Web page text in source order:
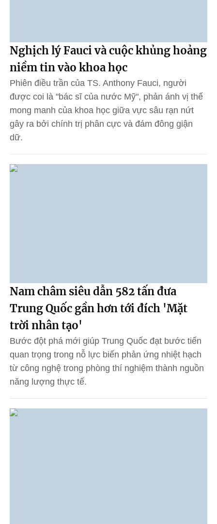
Nghịch lý Fauci và cuộc khủng hoảng
niềm tin vào khoa học
Phiên điều trần của TS. Anthony Fauci, người
được coi là "bác sĩ của nước Mỹ", phản ánh vị thế
mong manh của khoa học giữa vực sâu rạn nứt
gây ra bởi chính trị phân cực và đám đông giận
dữ.
Nam châm siêu dẫn 582 tấn đưa
Trung Quốc gần hơn tới đích 'Mặt
trời nhân tạo'
Bước đột phá mới giúp Trung Quốc đạt bước tiến
quan trọng trong nỗ lực biến phản ứng nhiệt hạch
từ công nghệ trong phòng thí nghiệm thành nguồn
năng lượng thực tế.